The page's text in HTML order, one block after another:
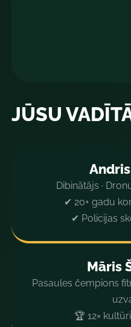
JŪSU
Dibinātājs ·
✔ 20+ gadu
✔ Policijas
Māris
Pasaules čempions
🏆 12×